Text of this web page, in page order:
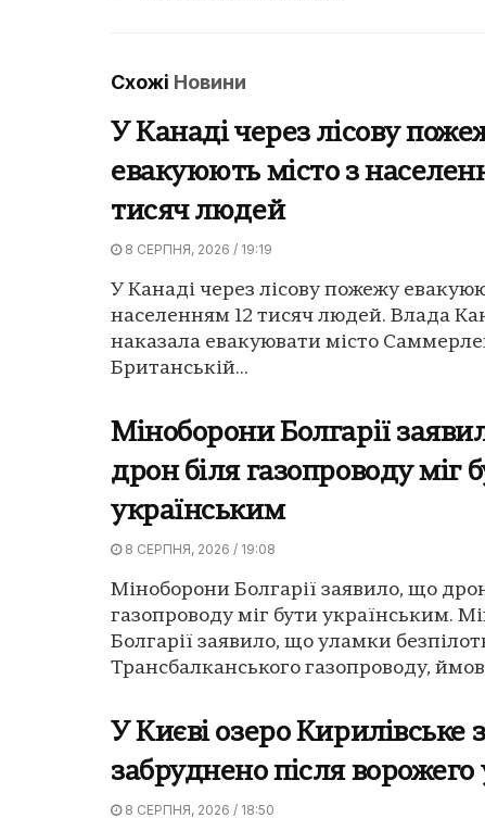
Схожі Новини
У Канаді через лісову
евакуюють місто з
тисяч людей
8 СЕРПНЯ, 2026 / 19:19
У Канаді через лісову пожежу
населенням 12 тисяч людей. Влада
наказала евакуювати місто
Британській...
Міноборони Болгарії
дрон біля газопроводу міг
українським
8 СЕРПНЯ, 2026 / 19:08
Міноборони Болгарії заявило, що
газопроводу міг бути українським.
Болгарії заявило, що уламки
Трансбалканського газопроводу,
У Києві озеро Кирилівське
забруднено після ворожего
8 СЕРПНЯ, 2026 / 18:50